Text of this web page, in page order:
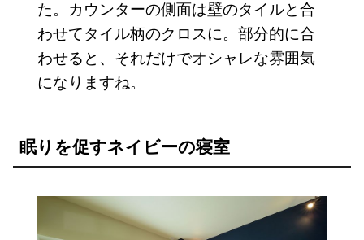
た。カウンターの側面は壁のタイルと合
わせてタイル柄のクロスに。部分的に合
わせると、それだけでオシャレな雰囲気
になりますね。
眠りを促すネイビーの寝室